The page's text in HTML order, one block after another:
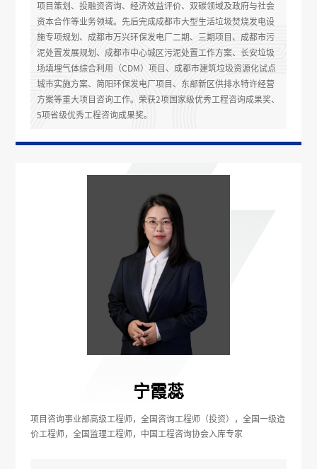
项目策划、投融资咨询、经济效益评价、双碳领域及政府与社会
资本合作等业务领域。先后完成成都市大型生活垃圾焚烧发电设
施专项规划、成都市万兴环保发电厂二期、三期项目、成都市污
泥处置发展规划、成都市中心城区污泥处置工作方案、长安垃圾
场填埋气体综合利用（CDM）项目、成都市建筑垃圾资源化试点
城市实施方案、简阳环保发电厂项目、东部新区供排水特许经营
方案等重大项目咨询工作。荣获2项国家级优秀工程咨询成果奖、
5项省级优秀工程咨询成果奖。
宁霞蕊
项目咨询事业部高级工程师，全国咨询工程师（投资），全国一级造
价工程师，全国监理工程师，中国工程咨询协会入库专家